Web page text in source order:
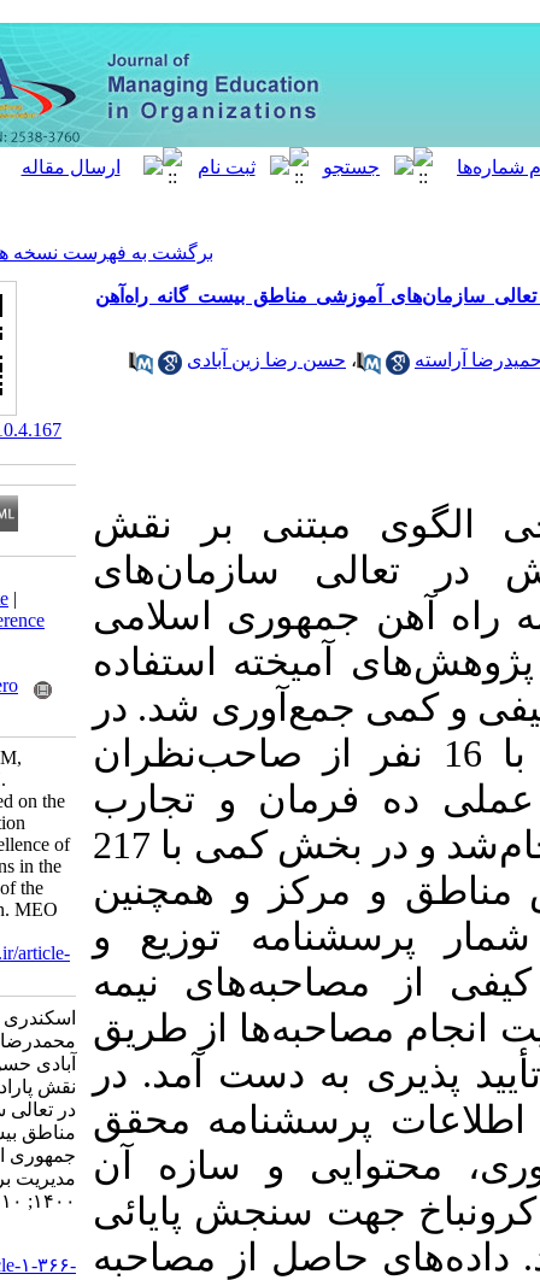
برگشت به فهرست نسخه ها
مناطق بیست گانه راه‌آهن
حسن رضا زین آبادی
بر نقش
سازمان‌های
اسلامی
استفاده
شد. در
مصاحبه با 16 نفر از صاحب‌نظران
و تجارب
زیسته محقق، کار کیفی انجام‌شد و در بخش کمی با 217
و همچنین
توزیع و
نیمه
از طریق
به دست آمد.در
محقق
و سازه آن
سنجش پایائی
از مصاحبه
‎ 10.52547/meo.10.4.167
Download citation:
BibTeX
EndNote
Medlars
ProCite|Reference
RefWorks
Send citation to:
Mendeley
Eskandari A, Behrangi M,
Arasteh H, zeinabadi H.
Designing a model based on the
paradigm role of education
management in the excellence of
educational organizations in the
twenty railway regions of the
Islamic Republic of Iran. MEO
2022; 10 (4) :167-188
URL:http://journalieaa.ir/article-
اسکندری علیرضا، بهرنگی
محمدرضا، آراسته حمیدرضا، زین
آبادی حسن رضا. الگوی مبتنی بر
نقش پارادایمی مدیریت آموزش
در تعالی سازمان‌های آموزشی
مناطق بیست گانه راه‌آهن
جمهوری اسلامی ایران. نشریه
مديريت بر آموزش سازمانها.
۱۴۰۰; ۱۰ (۴) :۱۶۷-۱۸۸
http://journalieaa.ir/article-۱-۳۶۶-